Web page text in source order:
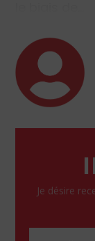
Je désire